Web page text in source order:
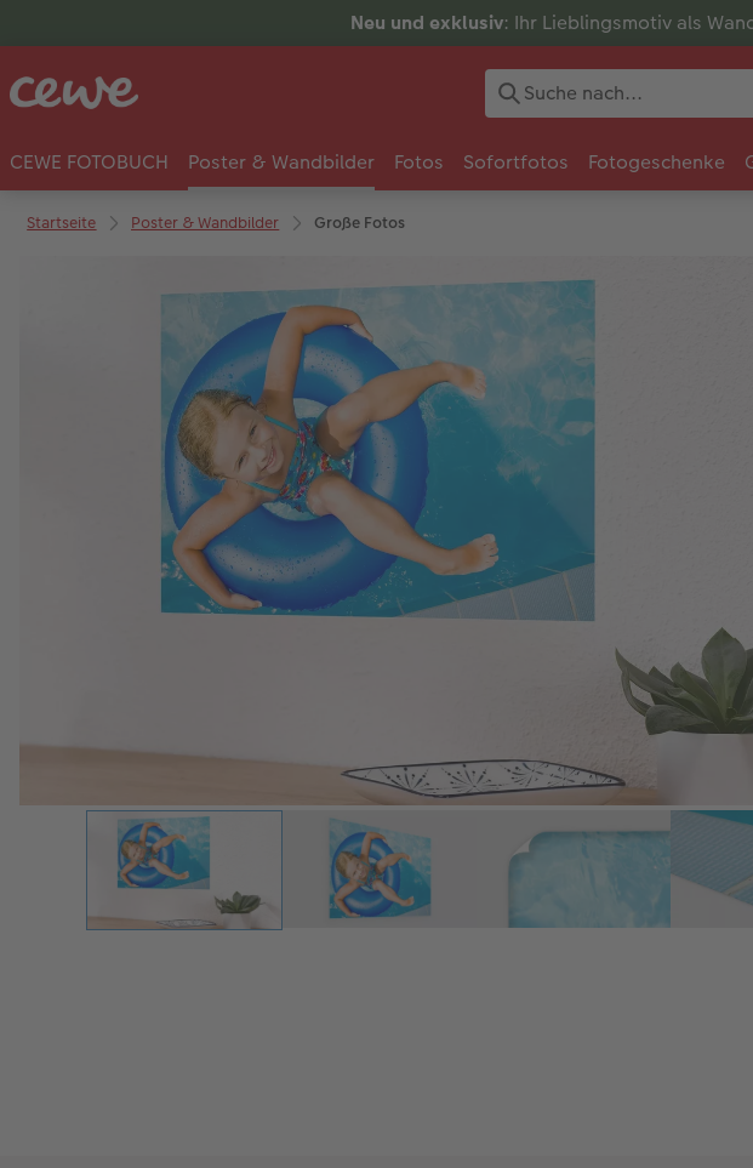
Neu und exklusiv: Ihr Lieblingsmotiv als
CEWE FOTOBUCH Poster & Wandbilder Fotos Sofortfotos Fotogeschenke
Startseite Poster & Wandbilder Große Fotos